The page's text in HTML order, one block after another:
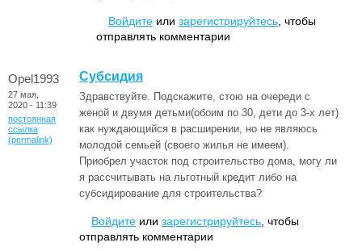
Войдите или зарегистрируйтесь , чтобы
отправлять комментарии
Opel1993
27 мая,
2020 - 11:39
постоянная
ссылка
(permalink)
Субсидия
Здравствуйте. Подскажите, стою на очереди с
женой и двумя детьми(обоим по 30, дети до 3-х лет)
как нуждающийся в расширении, но не являюсь
молодой семьей (своего жилья не имеем).
Приобрел участок под строительство дома, могу ли
я рассчитывать на льготный кредит либо на
субсидирование для строительства?
Войдите или зарегистрируйтесь , чтобы
отправлять комментарии